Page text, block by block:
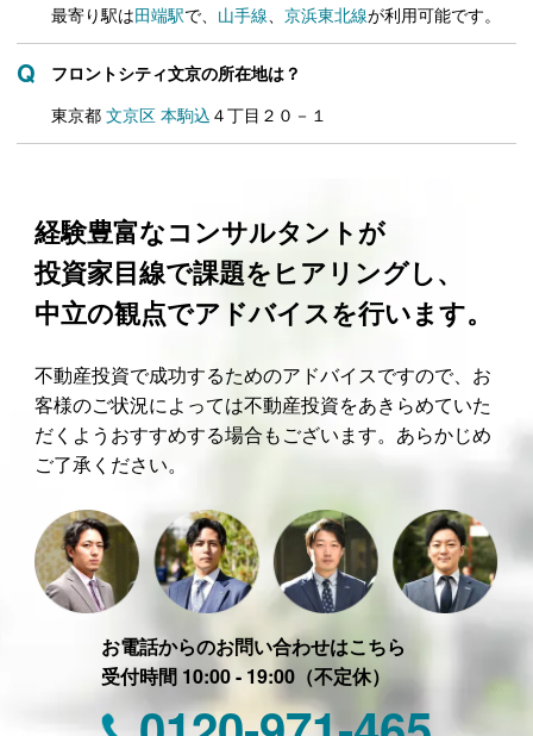
最寄り駅は田端駅で、 山手線 京浜東北線が利用可能です。
フロントシティ文京の所在地は？
東京都 文京区 本駒込 ４丁目２０－１
経験豊富なコンサルタントが
投資家目線で課題をヒアリングし、
中立の観点でアドバイスを行います。
不動産投資で成功するためのアドバイスですので、お
客様のご状況によっては不動産投資をあきらめていた
だくようおすすめする場合もございます。あらかじめ
ご了承ください。
お電話からのお問い合わせはこちら
受付時間 10:00 - 19:00（不定休）